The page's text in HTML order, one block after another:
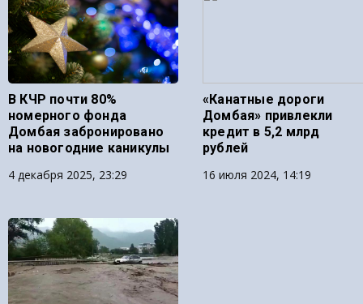
В КЧР почти 80%
номерного фонда
Домбая забронировано
на новогодние каникулы
4 декабря 2025, 23:29
«Канатные дороги
Домбая» привлекли
кредит в 5,2 млрд
рублей
16 июля 2024, 14:19